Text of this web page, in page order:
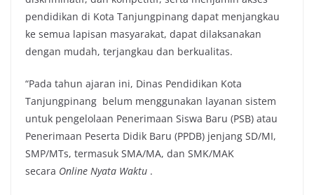
pendidikan di Kota Tanjungpinang dapat menjangkau
ke semua lapisan masyarakat, dapat dilaksanakan
dengan mudah, terjangkau dan berkualitas.
“Pada tahun ajaran ini, Dinas Pendidikan Kota
Tanjungpinang belum menggunakan layanan sistem
untuk pengelolaan Penerimaan Siswa Baru (PSB) atau
Penerimaan Peserta Didik Baru (PPDB) jenjang SD/MI,
SMP/MTs, termasuk SMA/MA, dan SMK/MAK
secara Online Nyata Waktu .